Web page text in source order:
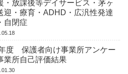
・放課後等デイサービス・茅ヶ
迎・療育・ADHD・広汎性発達
自閉症
度 保護者向け事業所アンケー
業所自己評価結果